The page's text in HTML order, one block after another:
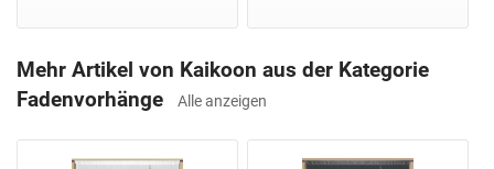
Mehr Artikel von Kaikoon aus der Kategorie
Fadenvorhänge
Alle anzeigen